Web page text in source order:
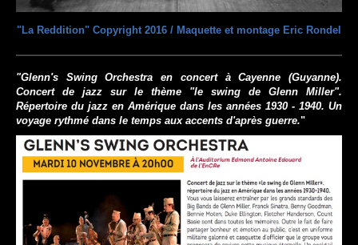
"La Reddition" Copyright 2016 / Maquette et montage Eric Rondel
"Glenn's Swing Orchestra en concert à Cayenne (Guyanne).
Concert de jazz sur le thème "le swing de Glenn Miller".
Répertoire du jazz en Amérique dans les années 1930 - 1940. Un
voyage rythmé dans le temps aux accents d'après guerre."